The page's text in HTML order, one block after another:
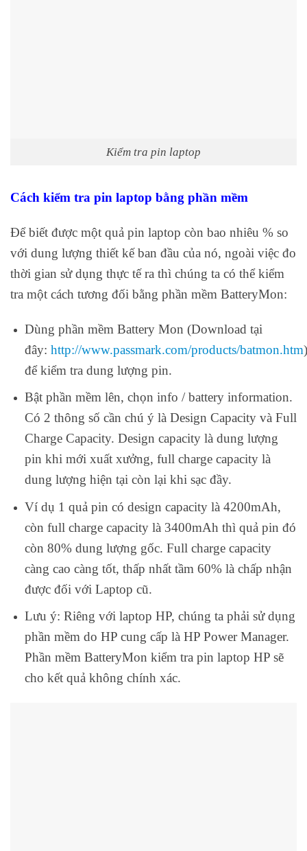
Kiểm tra pin laptop
Cách kiểm tra pin laptop bằng phần mềm
Để biết được một quả pin laptop còn bao nhiêu % so
với dung lượng thiết kế ban đầu của nó, ngoài việc đo
thời gian sử dụng thực tế ra thì chúng ta có thể kiểm
tra một cách tương đối bằng phần mềm BatteryMon:
Dùng phần mềm Battery Mon (Download tại
đây: http://www.passmark.com/products/batmon.htm)
để kiểm tra dung lượng pin.
Bật phần mềm lên, chọn info / battery information.
Có 2 thông số cần chú ý là Design Capacity và Full
Charge Capacity. Design capacity là dung lượng
pin khi mới xuất xưởng, full charge capacity là
dung lượng hiện tại còn lại khi sạc đầy.
Ví dụ 1 quả pin có design capacity là 4200mAh,
còn full charge capacity là 3400mAh thì quả pin đó
còn 80% dung lượng gốc. Full charge capacity
càng cao càng tốt, thấp nhất tầm 60% là chấp nhận
được đối với Laptop cũ.
Lưu ý: Riêng với laptop HP, chúng ta phải sử dụng
phần mềm do HP cung cấp là HP Power Manager.
Phần mềm BatteryMon kiểm tra pin laptop HP sẽ
cho kết quả không chính xác.